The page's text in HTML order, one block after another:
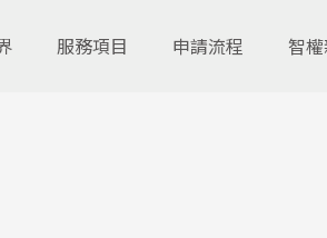
服務項目 申請流程 智